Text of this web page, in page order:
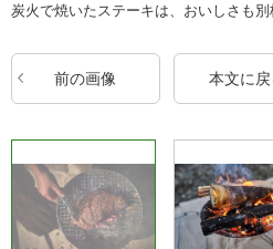
炭火で焼いたステーキは、おいしさも別
前の画像 本文に戻